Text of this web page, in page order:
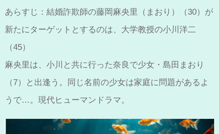
あらすじ：結婚詐欺師の藤岡麻央里（まおり）（30）が
新たにターゲットとするのは、大学教授の小川洋二
（45）
麻央里は、小川と共に行った奈良で少女・島田まおり
（7）と出逢う。同じ名前の少女は家庭に問題があるよ
うで…。現代ヒューマンドラマ。